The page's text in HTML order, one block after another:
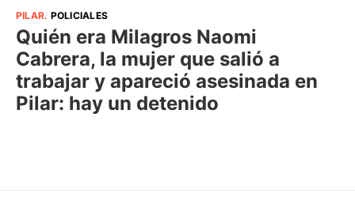
PILAR. POLICIALES
Quién era Milagros Naomi
Cabrera, la mujer que salió a
trabajar y apareció asesinada en
Pilar: hay un detenido